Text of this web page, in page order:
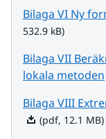
Bilaga VI Ny
532.9 kB)
Bilaga VII
lokala metoden
Bilaga VIII
(pdf, 12.1 MB)